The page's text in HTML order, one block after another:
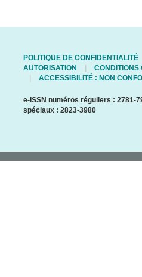
POLITIQUE DE CONFIDENTIALITÉ
AUTORISATION
CONDITIONS
ACCESSIBILITÉ : NON
e-ISSN numéros réguliers : 2781-
spéciaux : 2823-3980